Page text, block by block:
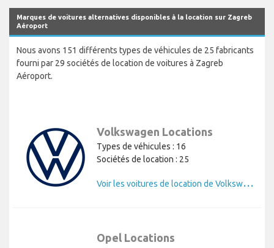
Marques de voitures alternatives disponibles à la location sur Zagreb
Aéroport
Nous avons 151 différents types de véhicules de 25 fabricants
fourni par 29 sociétés de location de voitures à Zagreb
Aéroport.
Volkswagen Locations
Types de véhicules : 16
Sociétés de location : 25
V
oir les voitures de location de Volkswagen
Opel Locations